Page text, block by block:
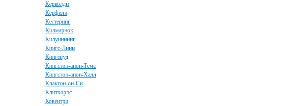
Керколди
Керфили
Кеттеринг
Килмарнок
Килуиннинг
Кингс-Линн
Кингсвуд
Кингстон-апон-Темс
Кингстон-апон-Халл
Клактон-он-Си
Клитхорпс
Ковентри